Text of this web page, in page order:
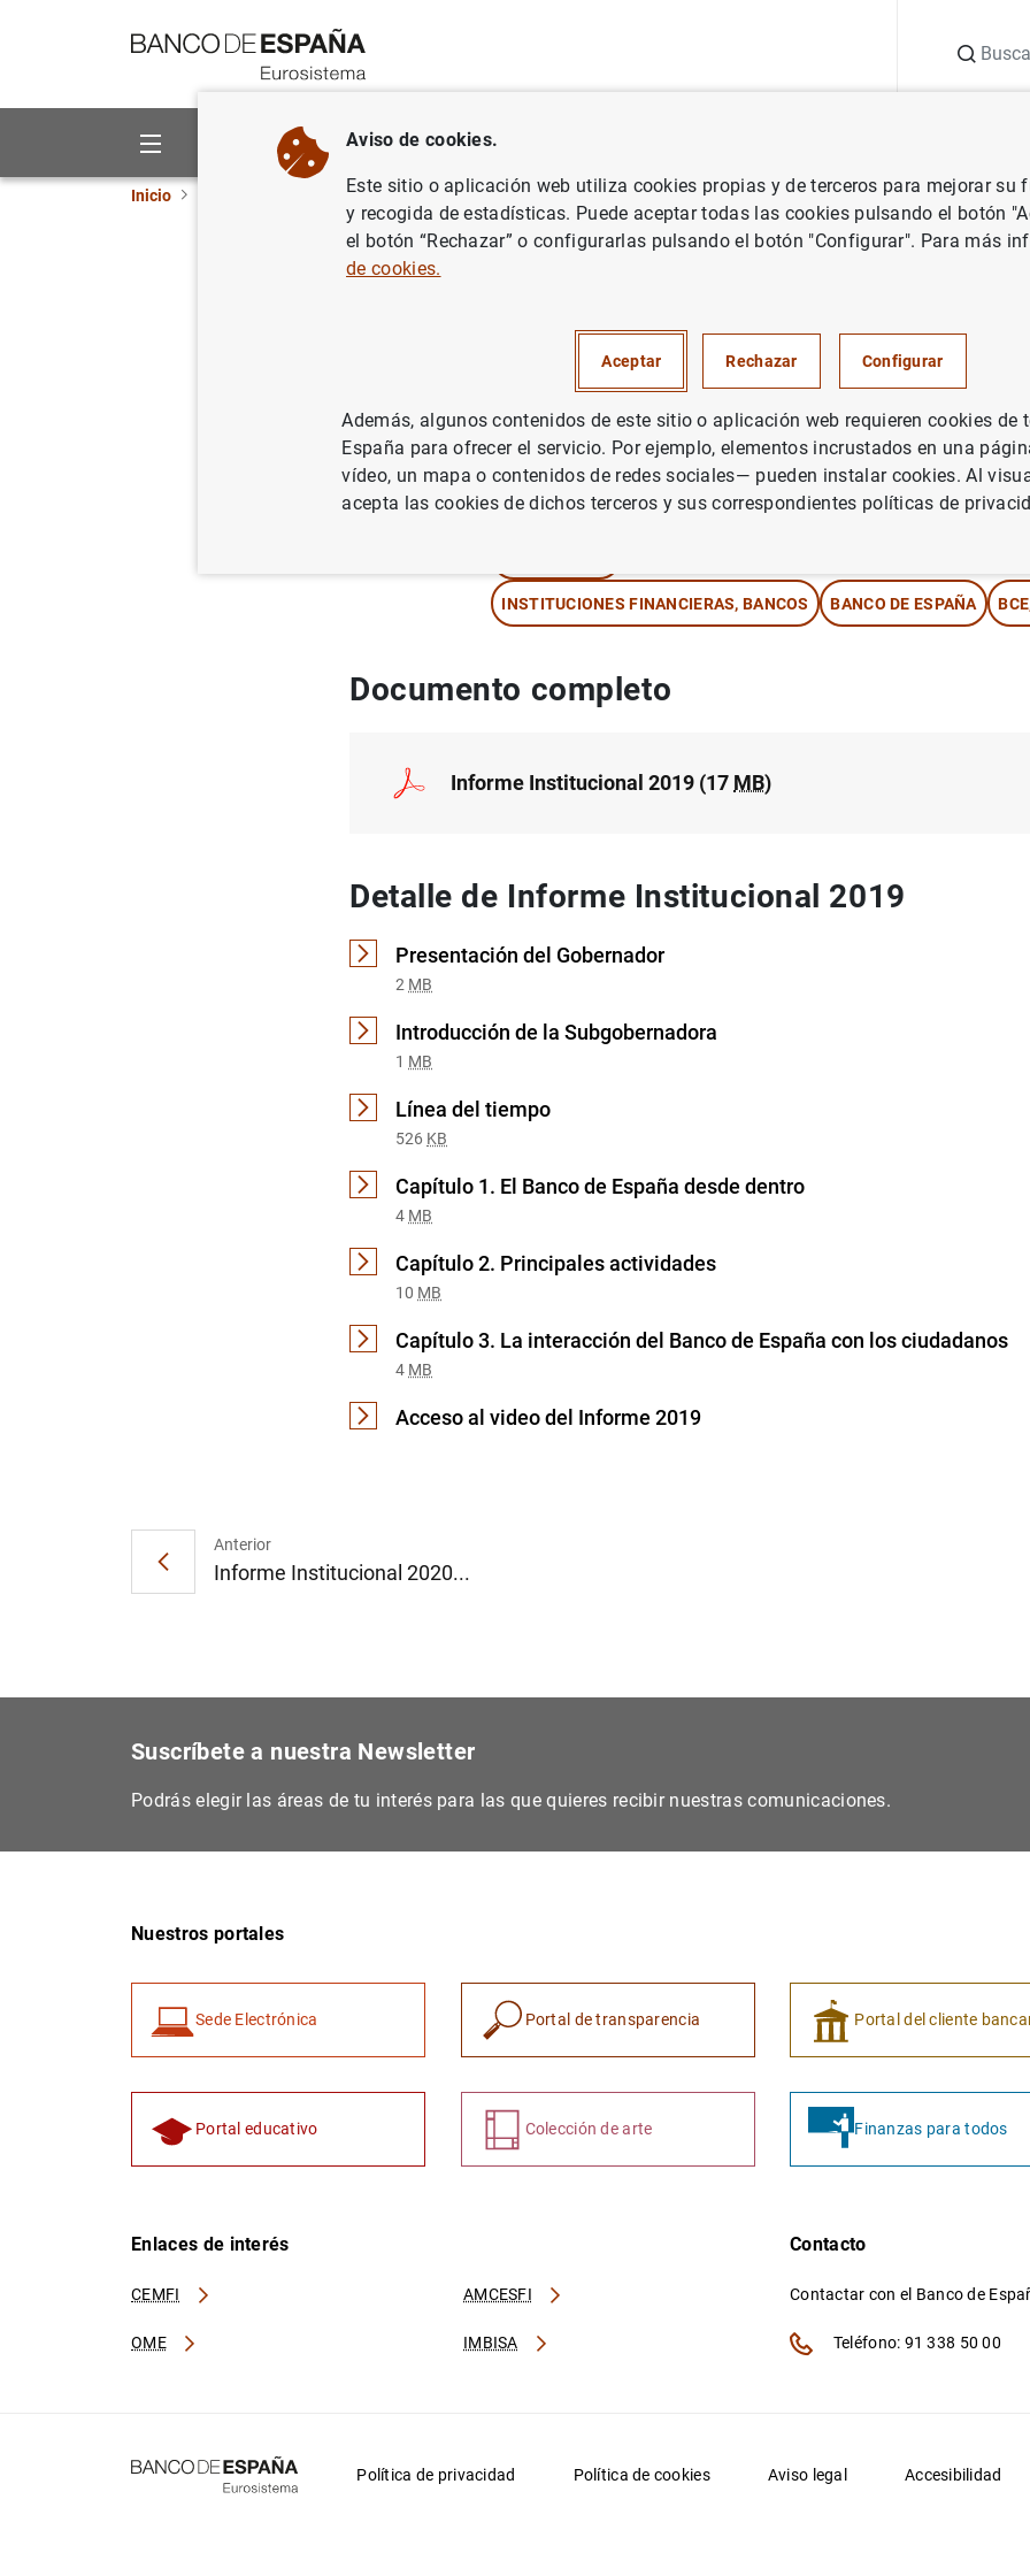
Sobre el Banco Áreas de actuación
Inicio Informes y memorias anuales Informe Institucional Informe Institucional 2019
Informe Institucional 2019
Serie: Informe Institucional.
Autor: Banco de España
INSTITUCIONES FINANCIERAS, BANCOS BANCO DE ESPAÑA
Documento completo
Informe Institucional 2019 (17 MB)
Detalle de Informe Institucional 2019
Presentación del Gobernador
2 MB
Introducción de la Subgobernadora
1 MB
Línea del tiempo
526 KB
Capítulo 1. El Banco de España desde dentro
4 MB
Capítulo 2. Principales actividades
10 MB
Capítulo 3. La interacción del Banco de España con los ciudadanos
4 MB
Acceso al video del Informe 2019
Anterior
Informe Institucional 2020...
Suscríbete a nuestra Newsletter
Podrás elegir las áreas de tu interés para las que quieres recibir nuestras comunicaciones.
Nuestros portales
Sede Electrónica Portal de transparencia Portal del cliente
Portal educativo Colección de arte Finanzas para todos
Enlaces de interés
CEMFI AMCESFI
OME IMBISA
Contacto
Contactar con el Banco de
Teléfono: 91 338 50 00
Política de privacidad Política de cookies Aviso legal Accesibilidad
Aviso de cookies.
Este sitio o aplicación web utiliza cookies propias y de terceros para mejorar su
y recogida de estadísticas. Puede aceptar todas las cookies pulsando el botón
el botón “Rechazar” o configurarlas pulsando el botón "Configurar". Para más
de cookies.
Aceptar Rechazar Configurar
Además, algunos contenidos de este sitio o aplicación web requieren cookies de
España para ofrecer el servicio. Por ejemplo, elementos incrustados en una
vídeo, un mapa o contenidos de redes sociales— pueden instalar cookies. Al
acepta las cookies de dichos terceros y sus correspondientes políticas de